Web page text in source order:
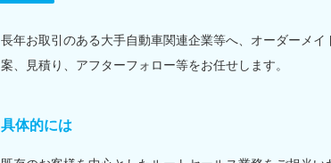
長年お取引のある大手自動車関連企業等へ、オーダーメ
案、見積り、アフターフォロー等をお任せします。
具体的には